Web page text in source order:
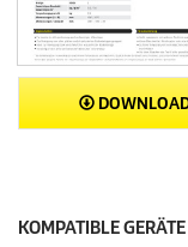
KOMPATIBLE GERÄTE